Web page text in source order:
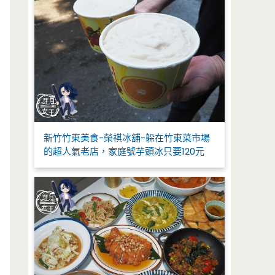
新竹竹東美食-榮祺冰舖-躲在竹東菜市場
的超人氣老店，家庭號芋頭冰只要120元